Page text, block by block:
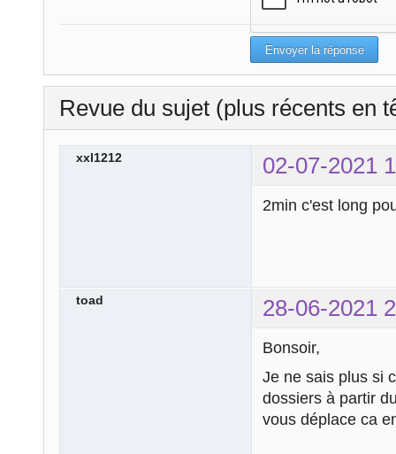
Revue du sujet (plus récents en
xxl1212 02-07-2021
2min c'est long
toad 28-06-2021
Bonsoir,
Je ne sais plus si
dossiers à partir
vous déplace ca